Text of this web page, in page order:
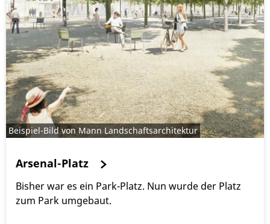
Beispiel-Bild von Mann Landschaftsarchitektur
Arsenal-Platz
Bisher war es ein Park-Platz. Nun wurde der Platz
zum Park umgebaut.